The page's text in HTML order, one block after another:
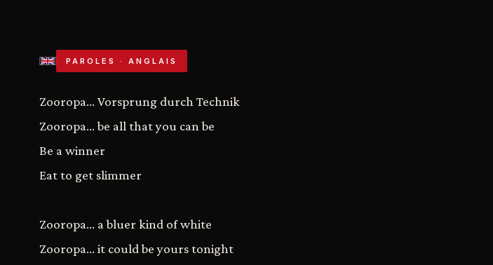
PAROLES · ANGLAIS
Zooropa... Vorsprung durch Technik
Zooropa... be all that you can be
Be a winner
Eat to get slimmer
Zooropa... a bluer kind of white
Zooropa... it could be yours tonight